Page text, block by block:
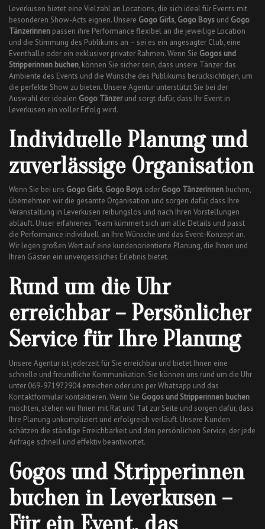
Leverkusen bietet eine Vielzahl an Locations, die sich ideal für Events mit
besonderen Show-Acts eignen. Unsere Gogo Girls, Gogo Boys und Gogo
Tänzerinnen passen ihre Performance flexibel an die jeweilige Location
und die Stimmung des Publikums an – sei es ein angesagter Club, eine
Eventhalle oder ein exklusiver privater Rahmen. Wenn Sie Gogos und
Stripperinnen buchen, können Sie sicher sein, dass unsere Tänzer das
Ambiente des Events und die Wünsche des Publikums berücksichtigen, um
die perfekte Show zu bieten. Unsere Agentur unterstützt Sie bei der
Auswahl der idealen Gogo Tänzerund sorgt dafür, dass Ihr Event in
Leverkusen ein voller Erfolg wird.
Individuelle Planung und
zuverlässige Organisation
Wenn Sie bei uns Gogo Girls, Gogo Boys oder Gogo Tänzerinnen buchen,
übernehmen wir die gesamte Organisation und sorgen dafür, dass Ihre
Veranstaltung in Leverkusen reibungslos und nach Ihren Vorstellungen
abläuft. Unser erfahrenes Team kümmert sich um alle Details und passt
die Performance individuell an Ihre Wünsche und das Event-Konzept an.
Wir legen großen Wert auf eine kundenorientierte Planung, die Ihnen und
Ihren Gästen ein unvergessliches Erlebnis bietet.
Rund um die Uhr
erreichbar – Persönlicher
Service für Ihre Planung
Unsere Agentur ist jederzeit für Sie erreichbar und bietet Ihnen eine
schnelle und freundliche Kommunikation. Sie können uns rund um die Uhr
unter 069-971972904 erreichen oder uns per Whatsapp und das
Kontaktformular kontaktieren. Wenn Sie Gogos und Stripperinnen buchen
möchten, stehen wir Ihnen mit Rat und Tat zur Seite und sorgen dafür, dass
Ihre Planung unkompliziert und erfolgreich verläuft. Unsere Kunden
schätzen die ständige Erreichbarkeit und den persönlichen Service, der jede
Anfrage schnell und effektiv beantwortet.
Gogos und Stripperinnen
buchen in Leverkusen –
Für ein Event, das